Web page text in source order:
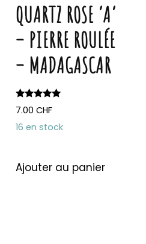
QUARTZ ROSE ‘A’
– PIERRE ROULÉE
– MADAGASCAR
Note
5.00
sur 5
7.00CHF
16 en stock
Ajouter au panier